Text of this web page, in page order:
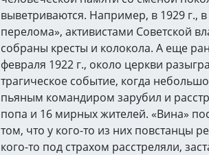
выветриваются. Например, в 1929 г., в
перелома», активистами Советской
собраны кресты и колокола. А еще
февраля 1922 г., около церкви
трагическое событие, когда
пьяным командиром зарубил и
попа и 16 мирных жителей. «Вина»
том, что у кого-то из них повстанцы
кого-то под страхом расстреляли,